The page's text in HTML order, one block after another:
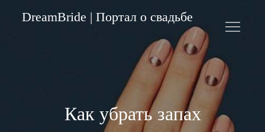
DreamBride | Портал о свадьбе
Как убрать запах